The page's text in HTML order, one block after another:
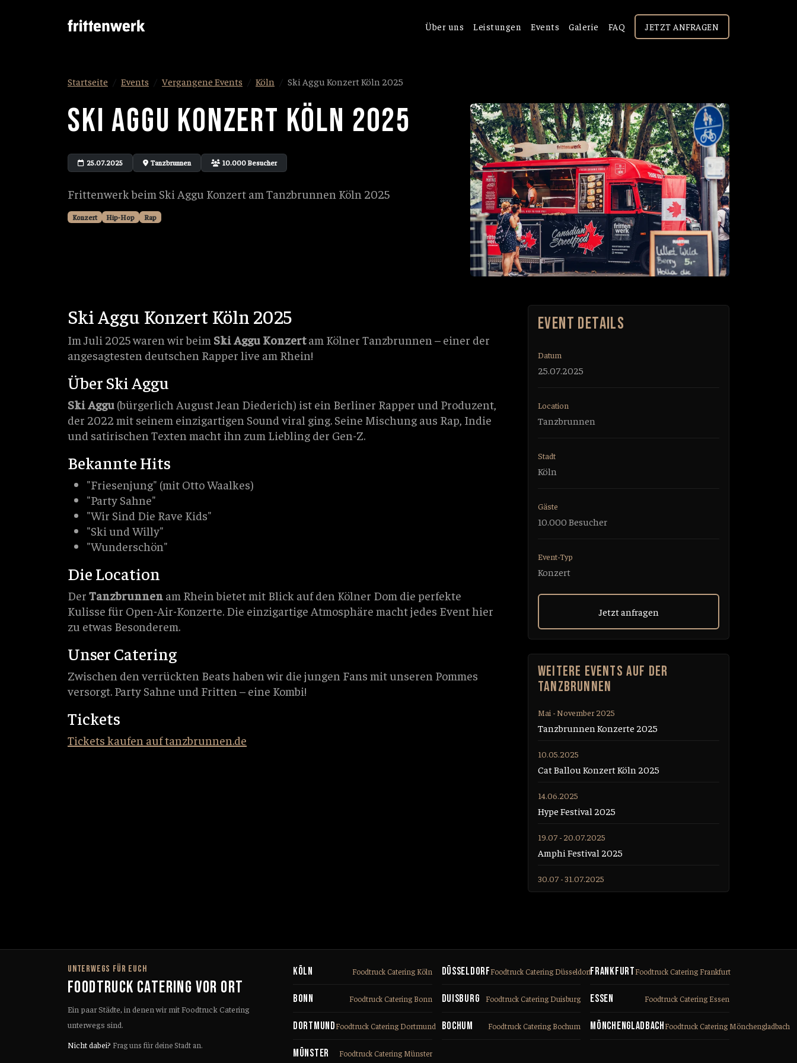
Über uns Leistungen Events Galerie FAQ JETZT ANFRAGEN
Startseite Events Vergangene Events Köln Ski Aggu Konzert Köln 2025
SKI AGGU KONZERT KÖLN 2025
25.07.2025 Tanzbrunnen 10.000 Besucher
Frittenwerk beim Ski Aggu Konzert am Tanzbrunnen Köln 2025
Konzert Hip-Hop Rap
Ski Aggu Konzert Köln 2025
Im Juli 2025 waren wir beim Ski Aggu Konzertam Kölner Tanzbrunnen – einer der
angesagtesten deutschen Rapper live am Rhein!
Über Ski Aggu
Ski Aggu (bürgerlich August Jean Diederich) ist ein Berliner Rapper und Produzent,
der 2022 mit seinem einzigartigen Sound viral ging. Seine Mischung aus Rap, Indie
und satirischen Texten macht ihn zum Liebling der Gen-Z.
Bekannte Hits
"Friesenjung" (mit Otto Waalkes)
"Party Sahne"
"Wir Sind Die Rave Kids"
"Ski und Willy"
"Wunderschön"
Die Location
Der Tanzbrunnen am Rhein bietet mit Blick auf den Kölner Dom die perfekte
Kulisse für Open-Air-Konzerte. Die einzigartige Atmosphäre macht jedes Event hier
zu etwas Besonderem.
Unser Catering
Zwischen den verrückten Beats haben wir die jungen Fans mit unseren Pommes
versorgt. Party Sahne und Fritten – eine Kombi!
Tickets
Tickets kaufen auf tanzbrunnen.de
EVENT DETAILS
Datum
25.07.2025
Location
Tanzbrunnen
Stadt
Köln
Gäste
10.000 Besucher
Event-Typ
Konzert
Jetzt anfragen
WEITERE EVENTS AUF DER
TANZBRUNNEN
Mai - November 2025
Tanzbrunnen Konzerte 2025
10.05.2025
Cat Ballou Konzert Köln 2025
14.06.2025
Hype Festival 2025
19.07 - 20.07.2025
Amphi Festival 2025
30.07 - 31.07.2025
Sido Konzert Köln 2025
UNTERWEGS FÜR EUCH
FOODTRUCK CATERING VOR ORT
Ein paar Städte, in denen wir mit Foodtruck Catering
unterwegs sind.
Nicht dabei? Frag uns für deine Stadt an.
Köln Foodtruck Catering Köln DüsseldorfFoodtruck Catering DüsseldorfFrankfurtFoodtruck Catering Frankfurt
Bonn Foodtruck Catering Bonn Duisburg Foodtruck Catering Duisburg Essen Foodtruck Catering Essen
DortmundFoodtruck Catering Dortmund Bochum Foodtruck Catering Bochum Mönchengladbach Foodtruck Catering Mönchengladbach
Münster Foodtruck Catering Münster